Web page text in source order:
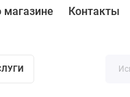
Контакты